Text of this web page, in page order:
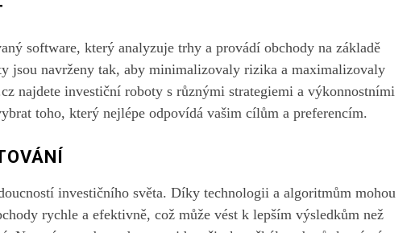
software, který analyzuje trhy a provádí obchody na základě
jsou navrženy tak, aby minimalizovaly rizika a maximalizovaly
najdete investiční roboty s různými strategiemi a výkonnostními
toho, který nejlépe odpovídá vašim cílům a preferencím.
investičního světa. Díky technologii a algoritmům mohou
rychle a efektivně, což může vést k lepším výsledkům než